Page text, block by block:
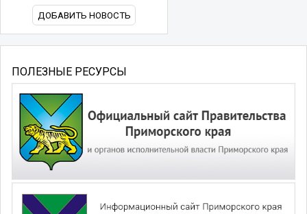
ДОБАВИТЬ НОВОСТЬ
ПОЛЕЗНЫЕ РЕСУРСЫ